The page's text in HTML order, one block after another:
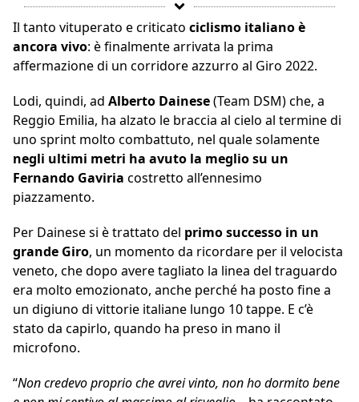
Il tanto vituperato e criticato ciclismo italiano è
ancora vivo: è finalmente arrivata la prima
affermazione di un corridore azzurro al Giro 2022.
Lodi, quindi, ad Alberto Dainese(Team DSM) che, a
Reggio Emilia, ha alzato le braccia al cielo al termine di
uno sprint molto combattuto, nel quale solamente
negli ultimi metri ha avuto la meglio su un
Fernando Gaviria costretto all’ennesimo
piazzamento.
Per Dainese si è trattato del primo successo in un
grande Giro, un momento da ricordare per il velocista
veneto, che dopo avere tagliato la linea del traguardo
era molto emozionato, anche perché ha posto fine a
un digiuno di vittorie italiane lungo 10 tappe. E c’è
stato da capirlo, quando ha preso in mano il
microfono.
“Non credevo proprio che avrei vinto, non ho dormito bene